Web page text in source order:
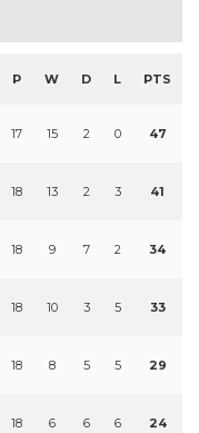
P W D L PTS
17 15 2 0 47
18 13 2 3 41
18 9 7 2 34
18 10 3 5 33
18 8 5 5 29
18 6 6 6 24